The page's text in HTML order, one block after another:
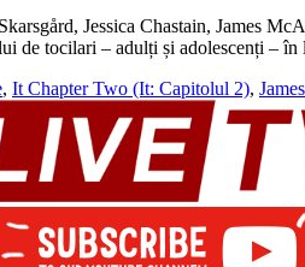
Jessica Chastain, James
de tocilari – adulți și adolescenți –
, It Chapter Two (It: Capitolul 2),